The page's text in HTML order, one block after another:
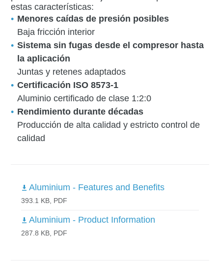
estas características:
Menores caídas de presión posibles
Baja fricción interior
Sistema sin fugas desde el compresor hasta
la aplicación
Juntas y retenes adaptados
Certificación ISO 8573-1
Aluminio certificado de clase 1:2:0
Rendimiento durante décadas
Producción de alta calidad y estricto control de
calidad
Aluminium - Features and Benefits
393.1 KB, PDF
Aluminium - Product Information
287.8 KB, PDF